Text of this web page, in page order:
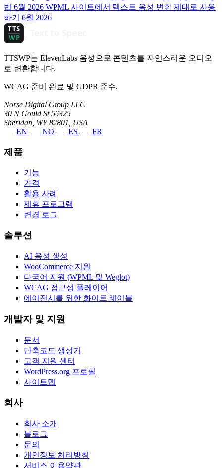
법 6월 2026 WPML 사이트에서 텍스트 음성 변환 제대로 사용
하기
6월 2026
TTSWP는 ElevenLabs 음성으로 콘텐츠를 자연스러운 오디오
로 변환합니다.
WCAG 준비 완료 및 GDPR 준수.
Norse Digital Group LLC
30 N Gould St 56325
Sheridan, WY 82801, USA
EN
NO ES FR
제품
기능
가격
활용 사례
제휴 프로그램
변경 로그
솔루션
AI 음성 생성
WooCommerce 지원
다국어 지원 (WPML 및 Weglot)
WCAG 접근성 플레이어
에이전시를 위한 화이트 레이블
개발자 및 지원
문서
단축코드 생성기
고객 지원 센터
WordPress.org 프로필
사이트맵
회사
회사 소개
블로그
문의
개인정보 처리방침
서비스 이용약관